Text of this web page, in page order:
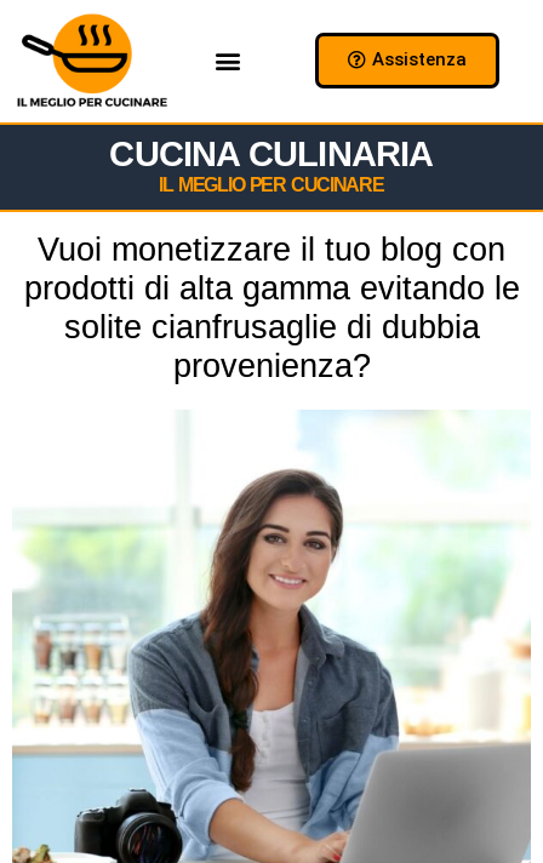
Assistenza
CUCINA CULINARIA
IL MEGLIO PER CUCINARE
Vuoi monetizzare il tuo blog con
prodotti di alta gamma evitando le
solite cianfrusaglie di dubbia
provenienza?